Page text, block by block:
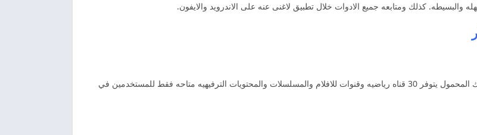
والبسيطه. كذلك ومتابعه جميع الادوات خلال تطبيق لاغنى عنه على الاندرويد والايفون.
بين كونكت من افضل التطبيقات على جوجل بلاي للمشاهده على هاتفك المحمول يتوفر 30 قناه رياضيه وقنوات للافلام والمسلسلات والمحتويات الترفيهيه متاحه فقط للمستخدمين في